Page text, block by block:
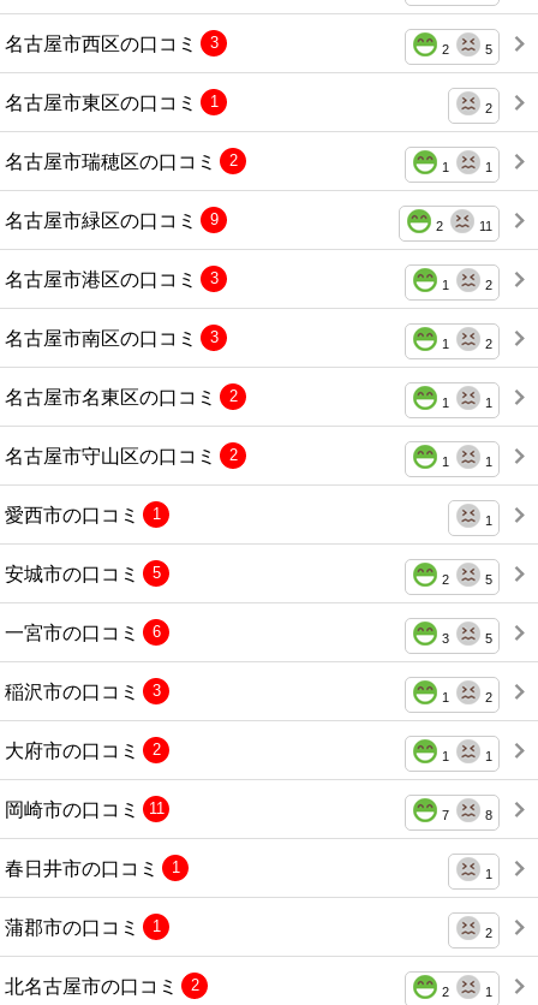
名古屋市西区の口コミ 2 5
3
名古屋市東区の口コミ 2
1
名古屋市瑞穂区の口コミ 1 1
2
名古屋市緑区の口コミ 2 11
9
名古屋市港区の口コミ 1 2
3
名古屋市南区の口コミ 1 2
3
名古屋市名東区の口コミ 1 1
2
名古屋市守山区の口コミ 1 1
2
愛西市の口コミ 1
1
安城市の口コミ 2 5
5
一宮市の口コミ 3 5
6
稲沢市の口コミ 1 2
3
大府市の口コミ 1 1
2
岡崎市の口コミ 7 8
11
春日井市の口コミ 1
1
蒲郡市の口コミ 2
1
北名古屋市の口コミ 2 1
2